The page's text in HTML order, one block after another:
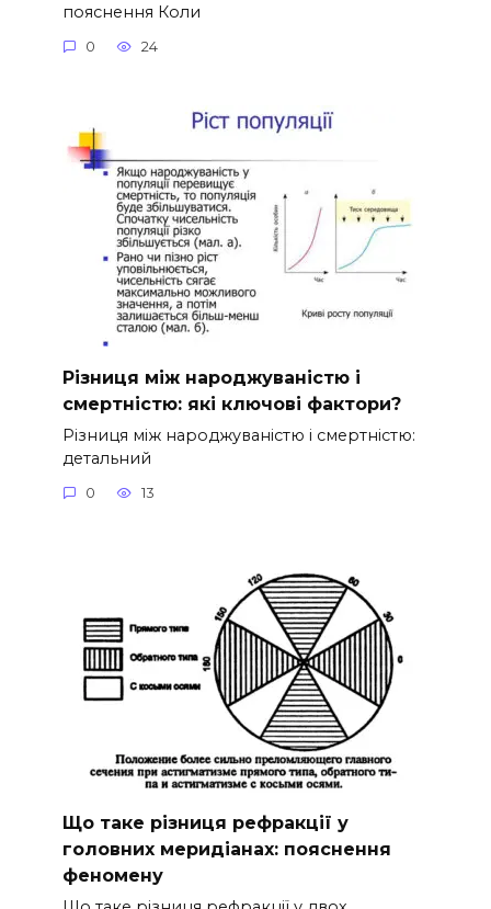
пояснення Коли
0 24
Різниця між народжуваністю і
смертністю: які ключові фактори?
Різниця між народжуваністю і смертністю:
детальний
0 13
Що таке різниця рефракції у
головних меридіанах: пояснення
феномену